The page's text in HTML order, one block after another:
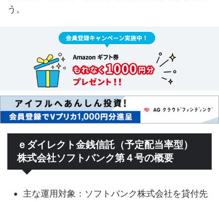
う。
ｅダイレクト金銭信託（予定配当率型）
株式会社ソフトバンク第４号の概要
主な運用対象：ソフトバンク株式会社を貸付先